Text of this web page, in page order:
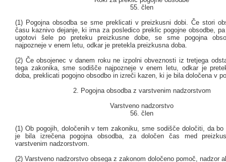
55. člen
(1) Pogojna obsodba se sme preklicati v preizkusni dobi. Če stori
času kaznivo dejanje, ki ima za posledico preklic pogojne obsodbe,
ugotovi šele po preteku preizkusne dobe, se sme pogojna
najpozneje v enem letu, odkar je pretekla preizkusna doba.
(2) Če obsojenec v danem roku ne izpolni obveznosti iz tretjega
tega zakonika, sme sodišče najpozneje v enem letu, odkar je
doba, preklicati pogojno obsodbo in izreči kazen, ki je bila določena v
2. Pogojna obsodba z varstvenim nadzorstvom
Varstveno nadzorstvo
56. člen
(1) Ob pogojih, določenih v tem zakoniku, sme sodišče določiti, da
je bila izrečena pogojna obsodba, za določen čas med
varstvenim nadzorstvom.
(2) Varstveno nadzorstvo obsega z zakonom določeno pomoč, nadzor